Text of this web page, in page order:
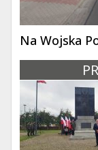
Na Wojska